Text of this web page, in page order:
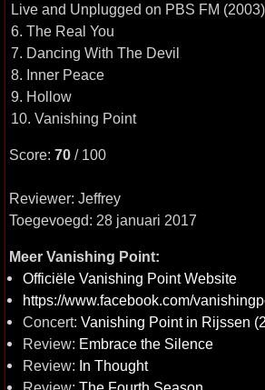
Live and Unplugged on PBS FM
6. The Real You
7. Dancing With The Devil
8. Inner Peace
9. Hollow
10. Vanishing Point
Score: 70 / 100
Reviewer: Jeffrey
Toegevoegd: 28 januari 2017
Meer Vanishing Point:
Officiële Vanishing Point Website
https://www.facebook.com/
Concert: Vanishing Point in Rijssen
Review: Embrace the Silence
Review: In Thought